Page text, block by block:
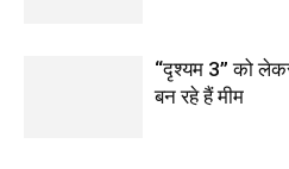
“दृश्यम 3” को
बन रहे हैं मीम